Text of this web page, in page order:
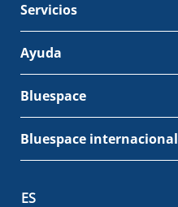
Servicios
Ayuda
Bluespace
Bluespace internacional
ES